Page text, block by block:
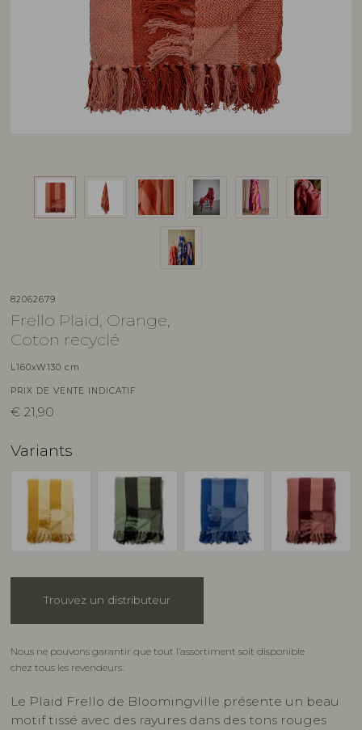
82062679
Frello Plaid, Orange,
Coton recyclé
L160xW130 cm
PRIX DE VENTE INDICATIF
€ 21,90
Variants
Trouvez un distributeur
Nous ne pouvons garantir que tout l’assortiment soit disponible
chez tous les revendeurs.
Le Plaid Frello de Bloomingville présente un beau
motif tissé avec des rayures dans des tons rouges